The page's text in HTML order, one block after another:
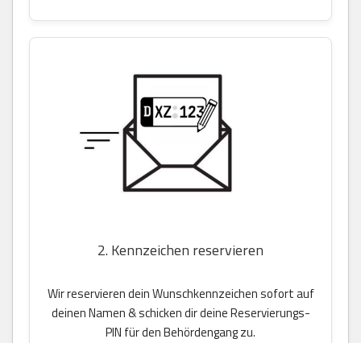
2. Kennzeichen reservieren
Wir reservieren dein Wunschkennzeichen sofort auf
deinen Namen & schicken dir deine Reservierungs-
PIN für den Behördengang zu.